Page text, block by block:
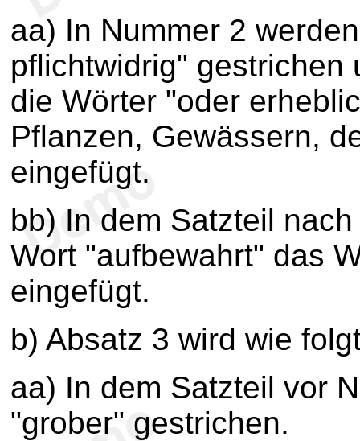
aa) In Nummer 2
pflichtwidrig" gestrichen
die Wörter "oder
Pflanzen, Gewässern,
eingefügt.
bb) In dem Satzteil
Wort "aufbewahrt" das
eingefügt.
b) Absatz 3 wird wie
aa) In dem Satzteil vor
"grober" gestrichen.